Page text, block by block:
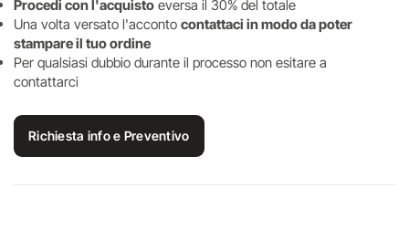
Procedi con l'acquisto eversa il 30% del totale
Una volta versato l'acconto contattaci in modo da poter
stampare il tuo ordine
Per qualsiasi dubbio durante il processo non esitare a
contattarci
Richiesta info e Preventivo